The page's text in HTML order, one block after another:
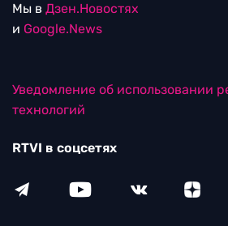
Мы в Дзен.Новостях
и Google.News
Уведомление об использовании
технологий
RTVI в соцсетях